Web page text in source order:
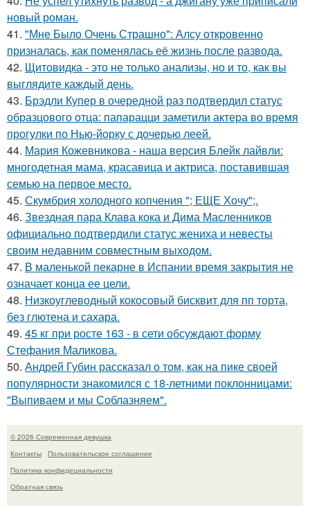
новый роман.
41. "Мне Было Очень Страшно": Алсу откровенно
призналась, как поменялась её жизнь после развода.
42. Щитовидка - это не только анализы, но и то, как вы
выглядите каждый день.
43. Брэдли Купер в очередной раз подтвердил статус
образцового отца: папарацци заметили актера во время
прогулки по Нью-йорку с дочерью леей.
44. Мария Кожевникова - наша версия Блейк лайвли:
многодетная мама, красавица и актриса, поставившая
семью на первое место.
45. Скумбрия холодного копчения "; ЕЩЕ Хочу";.
46. Звездная пара Клава кока и Дима Масленников
официально подтвердили статус жениха и невесты
своим недавним совместным выходом.
47. В маленькой пекарне в Испании время закрытия не
означает конца ее цели.
48. Низкоуглеводный кокосовый бисквит для пп торта,
без глютена и сахара.
49. 45 кг при росте 163 - в сети обсуждают форму
Стефания Маликова.
50. Андрей Губин рассказал о том, как на пике своей
популярности знакомился с 18-летними поклонницами:
"Выпиваем и мы Соблазняем".
© 2026 Современная девушка
Контакты
Пользовательское соглашение
Политика конфидециальности
Обратная связь